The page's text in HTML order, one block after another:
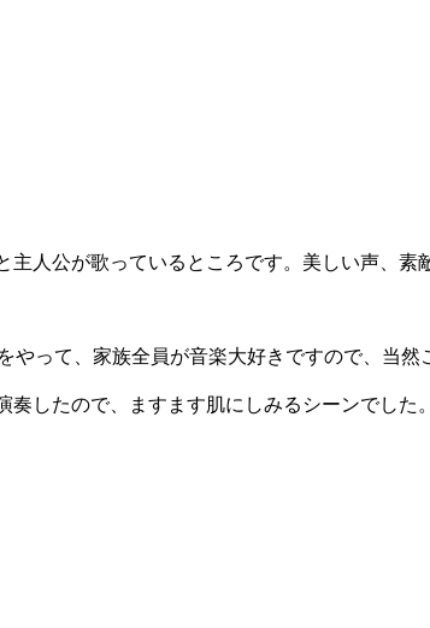
人公が歌っているところです。美しい声、素
って、家族全員が音楽大好きですので、当然
したので、ますます肌にしみるシーンでした。